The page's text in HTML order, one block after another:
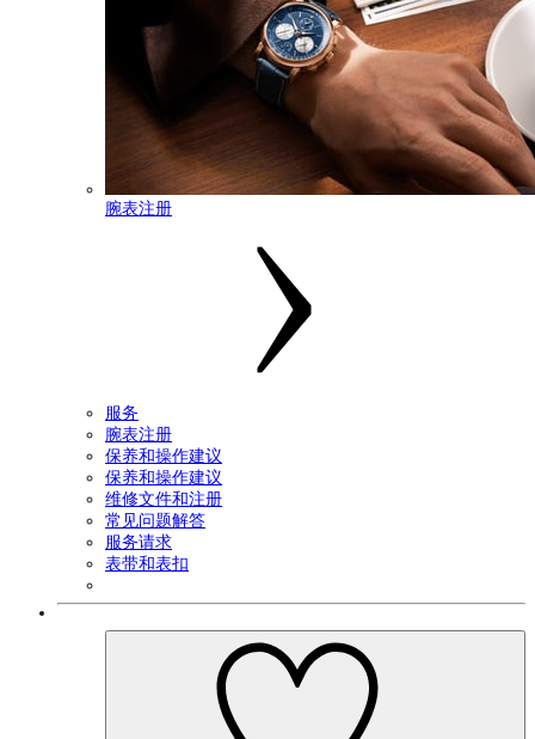
腕表注册
服务
腕表注册
保养和操作建议
保养和操作建议
维修文件和注册
常见问题解答
服务请求
表带和表扣